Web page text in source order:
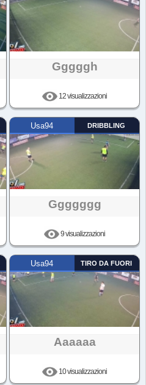
Gggggh
12 visualizzazioni
Usa94 DRIBBLING
Ggggggg
9 visualizzazioni
Usa94 TIRO DA FUORI
Aaaaaa
10 visualizzazioni